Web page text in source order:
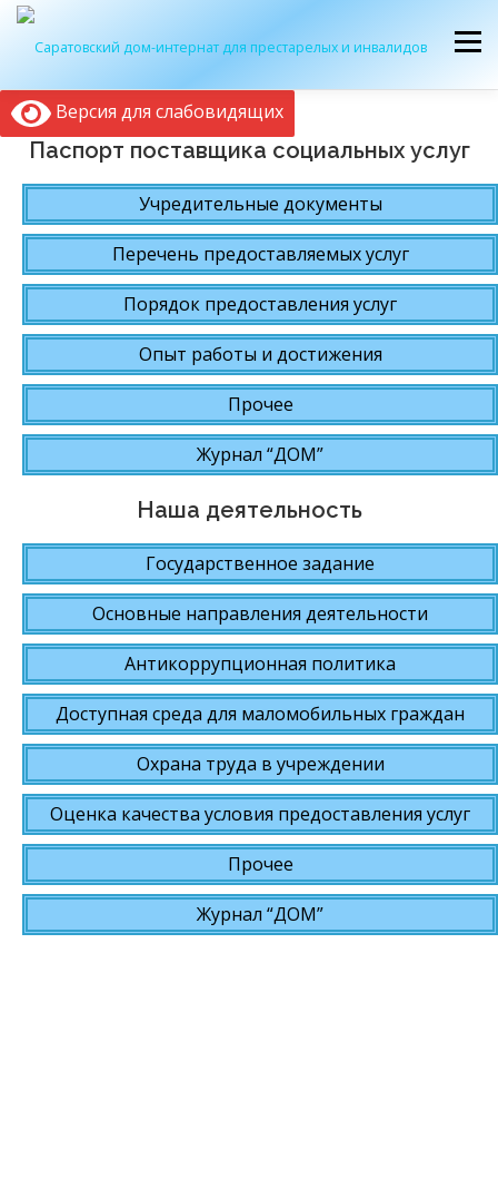
Перейти
содержимому
Меню
ОБ УЧРЕЖДЕНИИ ЭКСКУРСИЯ ПРИЕМ
ЖУРНАЛ “ДОМ” КОНТАКТЫ
Версия для слабовидящих
Паспорт поставщика социальных услуг
Учредительные документы
Перечень предоставляемых услуг
Порядок предоставления услуг
Опыт работы и достижения
Прочее
Журнал “ДОМ”
Наша деятельность
Государственное задание
Основные направления деятельности
Антикоррупционная политика
Доступная среда для маломобильных граждан
Охрана труда в учреждении
Оценка качества условия предоставления услуг
Прочее
Журнал “ДОМ”